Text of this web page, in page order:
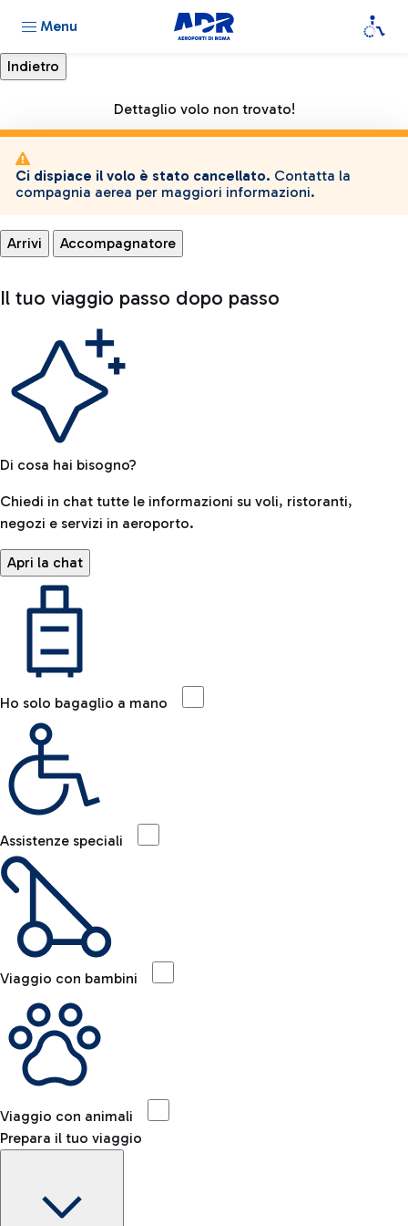
Menu
Dettaglio volo non trovato!
Ci dispiace il volo è stato cancellato. Contatta la
compagnia aerea per maggiori informazioni.
Arrivi Accompagnatore
Il tuo viaggio passo dopo passo
Di cosa hai bisogno?
Chiedi in chat tutte le informazioni su voli, ristoranti,
negozi e servizi in aeroporto.
Apri la chat
Ho solo bagaglio a mano
Assistenze speciali
Viaggio con bambini
Viaggio con animali
Prepara il tuo viaggio